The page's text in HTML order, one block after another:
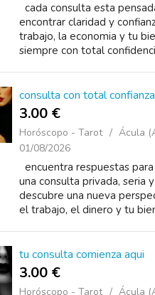
cada consulta esta
encontrar claridad y
trabajo, la economia y tu
siempre con total
consulta con total confianza
3.00 €
Horóscopo - Tarot
Ácula
01/08/2026
encuentra respuestas
una consulta privada, seria
descubre una nueva
el trabajo, el dinero y tu
tu consulta comienza aqui
3.00 €
Horóscopo - Tarot Ácula